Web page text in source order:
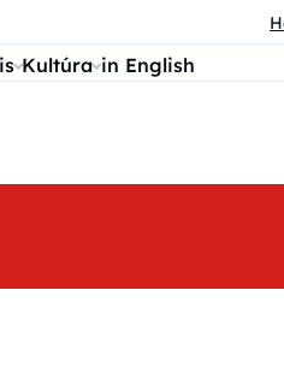
Kultúra in English